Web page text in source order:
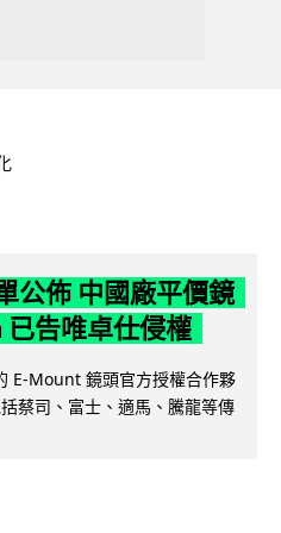
公佈 中國廠平價鏡
告唯卓仕侵權
E-Mount 鏡頭官方授權合作夥
蔡司、富士、適馬、騰龍等傳